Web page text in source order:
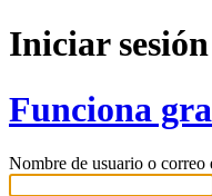
Iniciar sesión
Funciona
Nombre de usuario o correo